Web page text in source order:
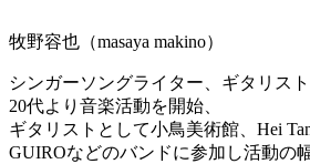
牧野容也（masaya makino）
シンガーソングライター、ギタリスト
20代より音楽活動を開始、
ギタリストとして小鳥美術館、Hei
GUIROなどのバンドに参加し活動の